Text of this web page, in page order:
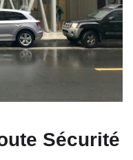
Sécurité